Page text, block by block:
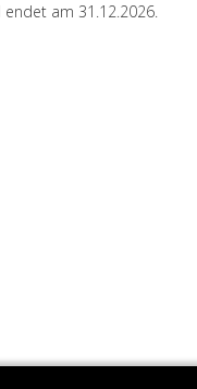
am 31.12.2026.